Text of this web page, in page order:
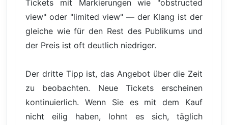
Tickets mit Markierungen wie "obstructed
view" oder "limited view" — der Klang ist der
gleiche wie für den Rest des Publikums und
der Preis ist oft deutlich niedriger.
Der dritte Tipp ist, das Angebot über die Zeit
zu beobachten. Neue Tickets erscheinen
kontinuierlich. Wenn Sie es mit dem Kauf
nicht eilig haben, lohnt es sich, täglich